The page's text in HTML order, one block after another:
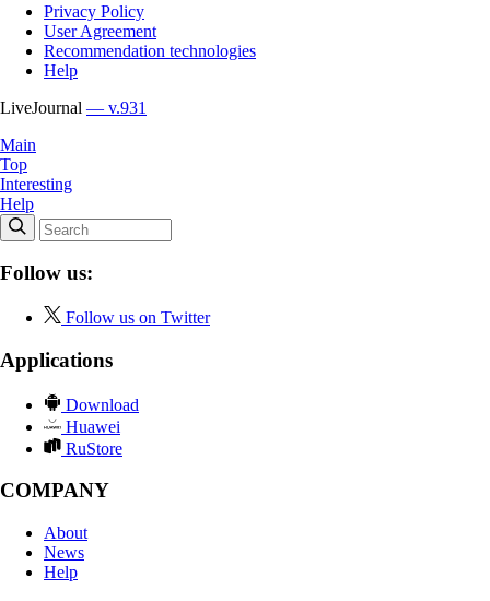
Privacy Policy
User Agreement
Recommendation technologies
Help
LiveJournal — v.931
Main
Top
Interesting
Help
Follow us:
Follow us on Twitter
Applications
Download
Huawei
RuStore
COMPANY
About
News
Help